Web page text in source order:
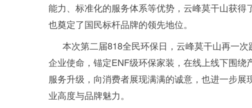
能力、标准化的服务体系等优势，云峰莫干山获得
也奠定了国民标杆品牌的领先地位。
本次第二届818全民环保日，云峰莫干山再一
企业使命，锚定ENF级环保家装，在线上线下围
服务升级，向消费者展现满满的诚意，也进一步
业高度与品牌魅力。